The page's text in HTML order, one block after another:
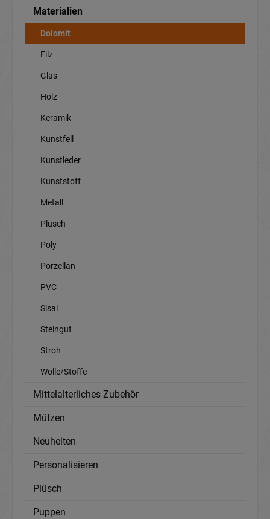
Materialien
Dolomit
Filz
Glas
Holz
Keramik
Kunstfell
Kunstleder
Kunststoff
Metall
Plüsch
Poly
Porzellan
PVC
Sisal
Steingut
Stroh
Wolle/Stoffe
Mittelalterliches Zubehör
Mützen
Neuheiten
Personalisieren
Plüsch
Puppen